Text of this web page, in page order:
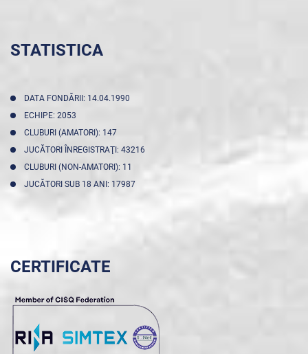
STATISTICA
DATA FONDĂRII: 14.04.1990
ECHIPE: 2053
CLUBURI (AMATORI): 147
JUCĂTORI ÎNREGISTRAŢI: 43216
CLUBURI (NON-AMATORI): 11
JUCĂTORI SUB 18 ANI: 17987
CERTIFICATE